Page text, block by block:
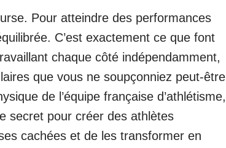
Pour atteindre des performances
C’est exactement ce que font
chaque côté indépendamment,
que vous ne soupçonniez peut-être
de l’équipe française d’athlétisme,
secret pour créer des athlètes
cachées et de les transformer en